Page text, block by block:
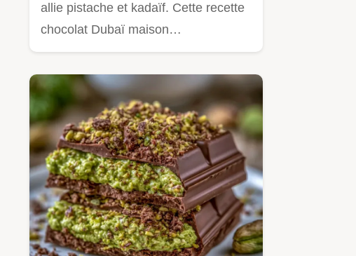
allie pistache et kadaïf. Cette recette
chocolat Dubaï maison…